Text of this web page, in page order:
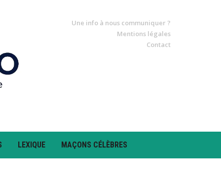
Une info à nous communiquer ?
Mentions légales
Contact
LEXIQUE MAÇONS CÉLÈBRES